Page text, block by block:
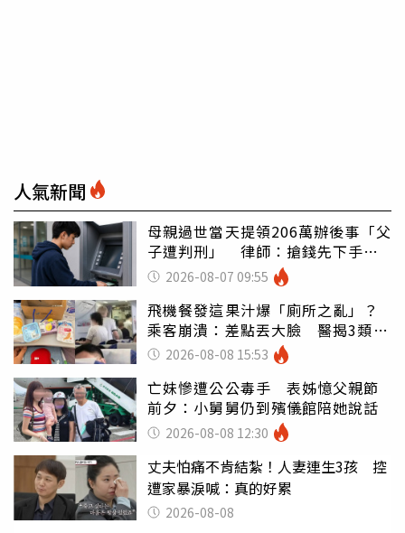
人氣新聞
母親過世當天提領206萬辦後事「父
子遭判刑」 律師：搶錢先下手是
罪 2026-08-07 09:55
飛機餐發這果汁爆「廁所之亂」？
乘客崩潰：差點丟大臉 醫揭3類人
別亂喝
2026-08-08 15:53
亡妹慘遭公公毒手 表姊憶父親節
前夕：小舅舅仍到殯儀館陪她說話
2026-08-08 12:30
丈夫怕痛不肯結紮！人妻連生3孩 控
遭家暴淚喊：真的好累
2026-08-08